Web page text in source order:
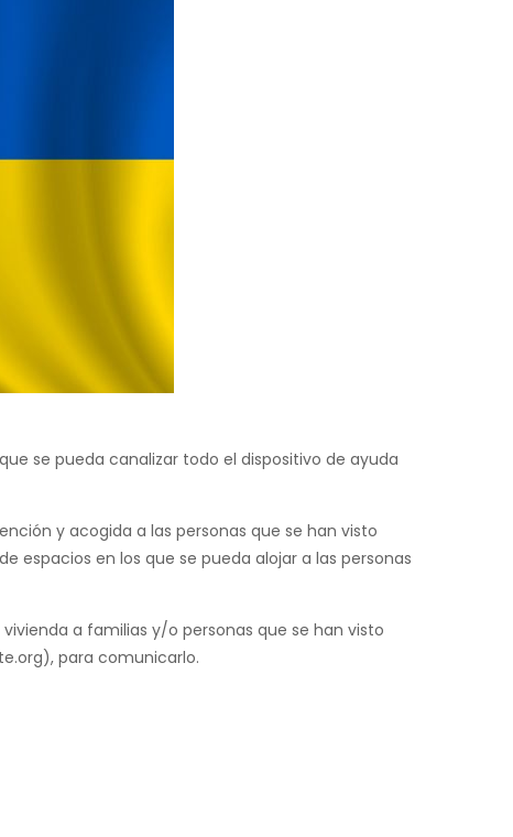
se pueda canalizar todo el dispositivo de ayuda
y acogida a las personas que se han visto
espacios en los que se pueda alojar a las personas
a familias y/o personas que se han visto
para comunicarlo.